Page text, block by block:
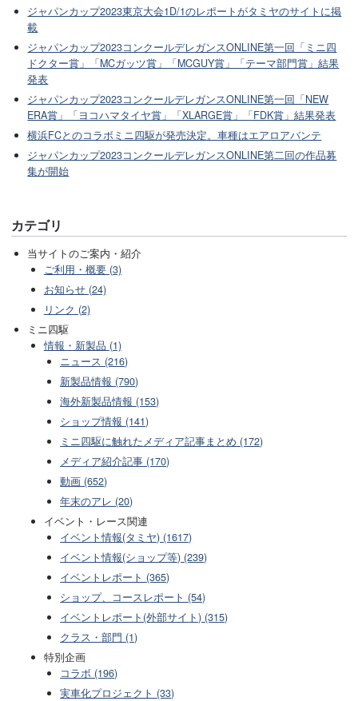
ジャパンカップ2023東京大会1D/1のレポートがタミヤのサイトに掲
載
ジャパンカップ2023コンクールデレガンスONLINE第一回「ミニ四
ドクター賞」「MCガッツ賞」「MCGUY賞」「テーマ部門賞」結果
発表
ジャパンカップ2023コンクールデレガンスONLINE第一回「NEW
ERA賞」「ヨコハマタイヤ賞」「XLARGE賞」「FDK賞」結果発表
横浜FCとのコラボミニ四駆が発売決定。車種はエアロアバンテ
ジャパンカップ2023コンクールデレガンスONLINE第二回の作品募
集が開始
カテゴリ
当サイトのご案内・紹介
ご利用・概要 (3)
お知らせ (24)
リンク (2)
ミニ四駆
情報・新製品 (1)
ニュース (216)
新製品情報 (790)
海外新製品情報 (153)
ショップ情報 (141)
ミニ四駆に触れたメディア記事まとめ (172)
メディア紹介記事 (170)
動画 (652)
年末のアレ (20)
イベント・レース関連
イベント情報(タミヤ) (1617)
イベント情報(ショップ等) (239)
イベントレポート (365)
ショップ、コースレポート (54)
イベントレポート(外部サイト) (315)
クラス・部門 (1)
特別企画
コラボ (196)
実車化プロジェクト (33)